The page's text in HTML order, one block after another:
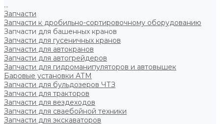
...
Запчасти
Запчасти к дробильно-сортировочному оборудованию
Запчасти для башенных кранов
Запчасти для гусеничных кранов
Запчасти для автокранов
Запчасти для автогрейдеров
Запчасти для гидроманипуляторов и автовышек
Баровые установки АТМ
Запчасти для бульдозеров ЧТЗ
Запчасти для тракторов
Запчасти для вездеходов
Запчасти для сваебойной техники
Запчасти для экскаваторов